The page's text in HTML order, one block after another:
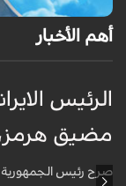
أهم الأخبار
الرئيس
مضيق هرمز،
صرح رئيس الجمهورية